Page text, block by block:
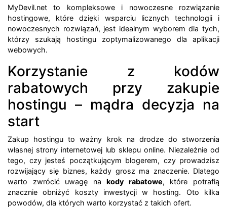
MyDevil.net to kompleksowe i nowoczesne rozwiązanie
hostingowe, które dzięki wsparciu licznych technologii i
nowoczesnych rozwiązań, jest idealnym wyborem dla tych,
którzy szukają hostingu zoptymalizowanego dla aplikacji
webowych.
Korzystanie z kodów
rabatowych przy zakupie
hostingu – mądra decyzja na
start
Zakup hostingu to ważny krok na drodze do stworzenia
własnej strony internetowej lub sklepu online. Niezależnie od
tego, czy jesteś początkującym blogerem, czy prowadzisz
rozwijający się biznes, każdy grosz ma znaczenie. Dlatego
warto zwrócić uwagę nakody rabatowe, które potrafią
znacznie obniżyć koszty inwestycji w hosting. Oto kilka
powodów, dla których warto korzystać z takich ofert.